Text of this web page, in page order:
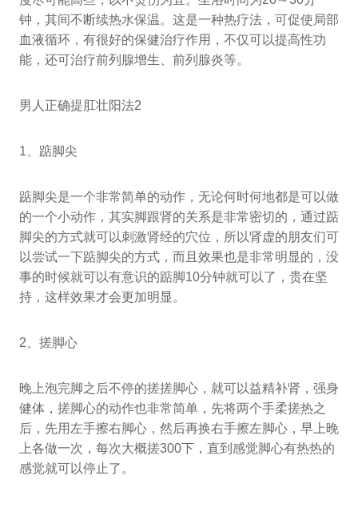
钟，其间不断续热水保温。这是一种热疗法，可促使局部
血液循环，有很好的保健治疗作用，不仅可以提高性功
能，还可治疗前列腺增生、前列腺炎等。
男人正确提肛壮阳法2
1、踮脚尖
踮脚尖是一个非常简单的动作，无论何时何地都是可以做
的一个小动作，其实脚跟肾的关系是非常密切的，通过踮
脚尖的方式就可以刺激肾经的穴位，所以肾虚的朋友们可
以尝试一下踮脚尖的方式，而且效果也是非常明显的，没
事的时候就可以有意识的踮脚10分钟就可以了，贵在坚
持，这样效果才会更加明显。
2、搓脚心
晚上泡完脚之后不停的搓搓脚心，就可以益精补肾，强身
健体，搓脚心的动作也非常简单，先将两个手柔搓热之
后，先用左手擦右脚心，然后再换右手擦左脚心，早上晚
上各做一次，每次大概搓300下，直到感觉脚心有热热的
感觉就可以停止了。